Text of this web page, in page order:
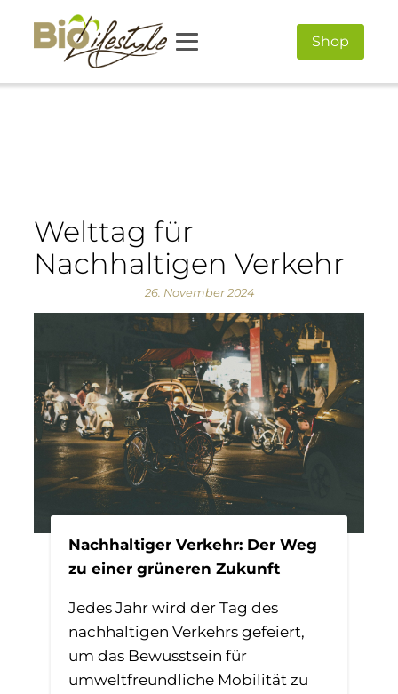
Shop
Welttag für
Nachhaltigen Verkehr
26. November 2024
Nachhaltiger Verkehr: Der Weg
zu einer grüneren Zukunft
Jedes Jahr wird der Tag des
nachhaltigen Verkehrs gefeiert,
um das Bewusstsein für
umweltfreundliche Mobilität zu